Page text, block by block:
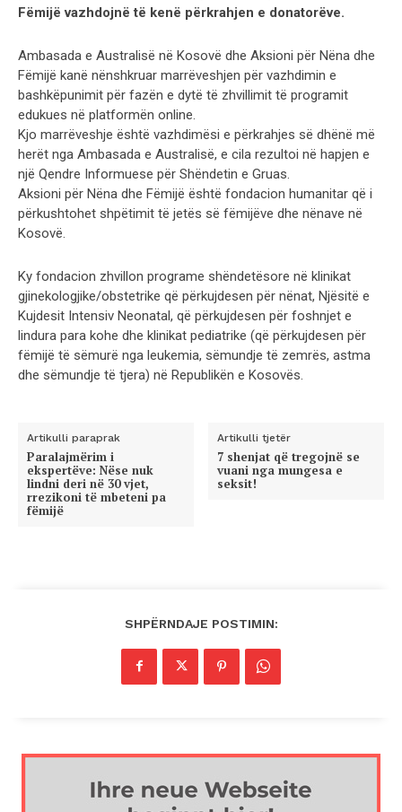
Fëmijë vazhdojnë të kenë përkrahjen e donatorëve.
Ambasada e Australisë në Kosovë dhe Aksioni për Nëna dhe
Fëmijë kanë nënshkruar marrëveshjen për vazhdimin e
bashkëpunimit për fazën e dytë të zhvillimit të programit
edukues në platformën online.
Kjo marrëveshje është vazhdimësi e përkrahjes së dhënë më
herët nga Ambasada e Australisë, e cila rezultoi në hapjen e
një Qendre Informuese për Shëndetin e Gruas.
Aksioni për Nëna dhe Fëmijë është fondacion humanitar që i
përkushtohet shpëtimit të jetës së fëmijëve dhe nënave në
Kosovë.
Ky fondacion zhvillon programe shëndetësore në klinikat
gjinekologjike/obstetrike që përkujdesen për nënat, Njësitë e
Kujdesit Intensiv Neonatal, që përkujdesen për foshnjet e
lindura para kohe dhe klinikat pediatrike (që përkujdesen për
fëmijë të sëmurë nga leukemia, sëmundje të zemrës, astma
dhe sëmundje të tjera) në Republikën e Kosovës.
Artikulli paraprak
Paralajmërim i
ekspertëve: Nëse nuk
lindni deri në 30 vjet,
rrezikoni të mbeteni pa
fëmijë
Artikulli tjetër
7 shenjat që tregojnë se
vuani nga mungesa e
seksit!
SHPËRNDAJE POSTIMIN: